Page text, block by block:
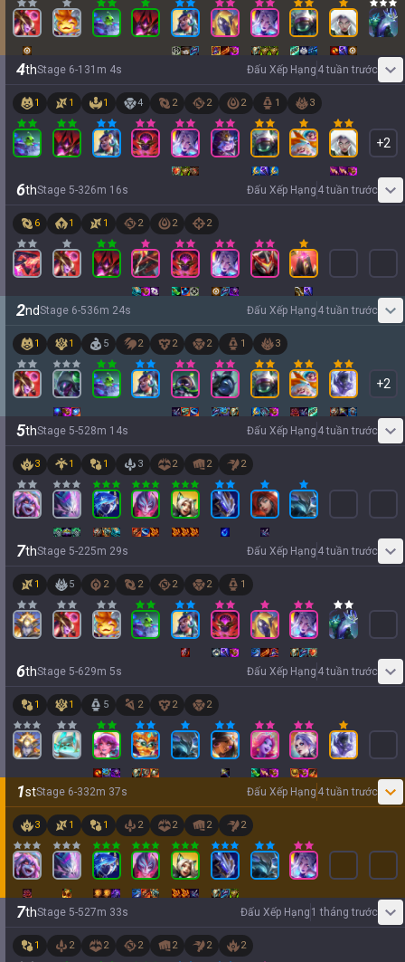
4thStage 6-1 31 m 4s Đấu Xếp Hạng 4 tuần trước
1 1 1 4 2 2 2 1 3
+2
6thStage 5-326m 16s Đấu Xếp Hạng 4 tuần trước
6 1 1 2 2 2
2ndStage 6-536m 24s Đấu Xếp Hạng 4 tuần trước
1 1 5 2 2 2 1 3
+2
5thStage 5-528m 14s Đấu Xếp Hạng 4 tuần trước
3 1 1 3 2 2 2
7thStage 5-225m 29s Đấu Xếp Hạng 4 tuần trước
1 5 2 2 2 2 1
6thStage 5-629m 5s Đấu Xếp Hạng 4 tuần trước
1 1 5 2 2 2
1stStage 6-332m 37s Đấu Xếp Hạng 4 tuần trước
3 1 1 2 2 2 2
7thStage 5-527m 33s Đấu Xếp Hạng 1 tháng trước
1 2 2 2 2 2 2